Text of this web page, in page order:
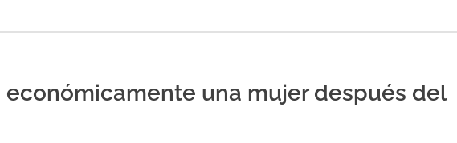
económicamente una mujer después del